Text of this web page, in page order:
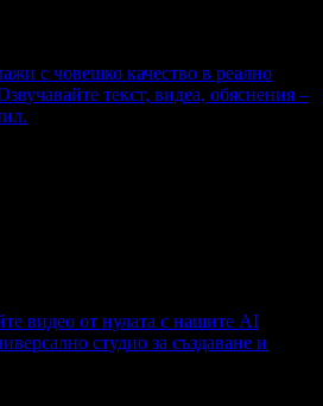
с човешко качество в реално
текст, видеа, обяснения –
видео от нулата с нашите AI
студио за създаване и